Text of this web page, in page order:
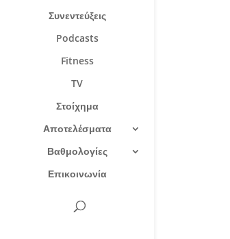
Συνεντεύξεις
Podcasts
Fitness
TV
Στοίχημα
Αποτελέσματα
Βαθμολογίες
Επικοινωνία